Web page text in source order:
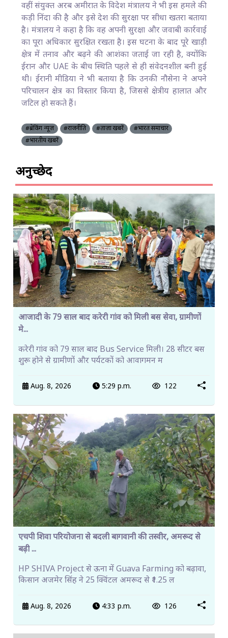
वहीं संयुक्त अरब अमीरात के विदेश मंत्रालय ने भी इस हमले की
कड़ी निंदा की है और इसे देश की सुरक्षा पर सीधा खतरा बताया
है। मंत्रालय ने कहा है कि वह अपनी सुरक्षा और जवाबी कार्रवाई
का पूरा अधिकार सुरक्षित रखता है। इस घटना के बाद पूरे खाड़ी
क्षेत्र में तनाव और बढ़ने की आशंका जताई जा रही है, क्योंकि
ईरान और UAE के बीच स्थिति पहले से ही संवेदनशील बनी हुई
थी। ईरानी मीडिया ने भी बताया है कि उनकी नौसेना ने अपने
परिचालन क्षेत्र का विस्तार किया है, जिससे क्षेत्रीय हालात और
जटिल हो सकते हैं।
#ब्रेकिंग न्यूज़ #राजनीति #ताज़ा खबरें
#भारत समाचार
#भारतीय खबरें
अनुच्छेद
आजादी के 79 साल बाद करेरी गांव को मिली बस सेवा, ग्रामीणों
मे...
करेरी गांव को 79 साल बाद Bus Service मिली। 28 सीटर बस
शुरू होने से ग्रामीणों और पर्यटकों को आवागमन म
Aug. 8, 2026 5:29 p.m. 122
एचपी शिवा परियोजना से बदली बागवानी की तस्वीर, अमरूद से
बढ़ी ...
HP SHIVA Project से ऊना में Guava Farming को बढ़ावा,
किसान अजमेर सिंह ने 25 क्विंटल अमरूद से ₹1.25 ल
Aug. 8, 2026 4:33 p.m. 126